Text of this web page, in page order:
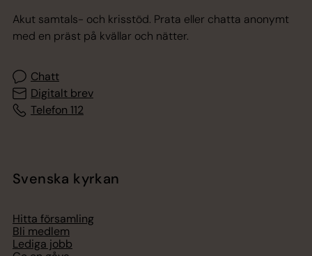
Akut samtals- och krisstöd. Prata eller chatta anonymt
med en präst på kvällar och nätter.
Chatt
Digitalt brev
Telefon 112
Svenska kyrkan
Hitta församling
Bli medlem
Lediga jobb